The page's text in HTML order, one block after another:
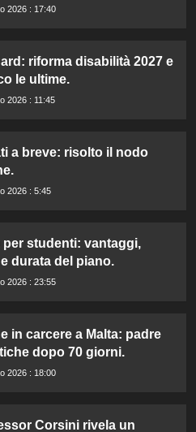
2026 : 17:40
riforma disabilità 2027 e
le ultime.
2026 : 11:45
a breve: risolto il nodo
2026 : 5:45
studenti: vantaggi,
durata del piano.
2026 : 23:55
in carcere a Malta: padre
dopo 70 giorni.
2026 : 18:00
Corsini rivela un